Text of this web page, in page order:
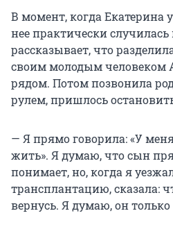
В момент, когда Екатерина
нее практически
рассказывает, что
своим молодым человеком
рядом. Потом позвонила
рулем, пришлось
— Я прямо говорила: «У
жить». Я думаю, что сын
понимает, но, когда я
трансплантацию, сказала:
вернусь. Я думаю, он